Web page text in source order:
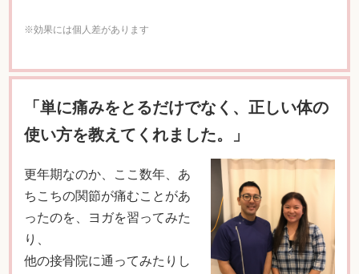
※効果には個人差があります
「単に痛みをとるだけでなく、正しい体の
使い方を教えてくれました。」
更年期なのか、ここ数年、あ
ちこちの関節が痛むことがあ
ったのを、ヨガを習ってみた
り、
他の接骨院に通ってみたりし